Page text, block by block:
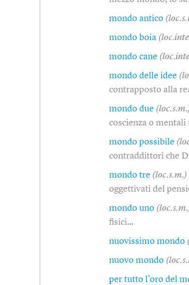
mondo antico
mondo boia
mondo cane
mondo delle idee
contrapposto alla
mondo due
coscienza o
mondo possibile
contraddittori che
mondo tre (loc.s.m.)
oggettivati del
mondo uno
fisici…
nuovissimo mondo
nuovo mondo
per tutto l'oro del